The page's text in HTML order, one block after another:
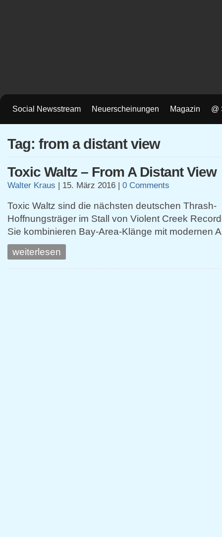
Social Newsstream Neuerscheinungen Magazin @
Tag: from a distant view
Toxic Waltz – From A Distant View
Walter Kraus | 15. März 2016 | 0 Comments
Toxic Waltz sind die nächsten deutschen Thrash-
Hoffnungsträger im Stall von Violent Creek
Sie kombinieren Bay-Area-Klänge mit modernen
weiterlesen